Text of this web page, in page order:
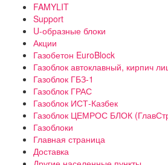
FAMYLIT
Support
U-образные блоки
Акции
Газобетон EuroBlock
Газоблок автоклавный, кирпич
Газоблок ГБЗ-1
Газоблок ГРАС
Газоблок ИСТ-Казбек
Газоблок ЦЕМРОС БЛОК
Газоблоки
Главная страница
Доставка